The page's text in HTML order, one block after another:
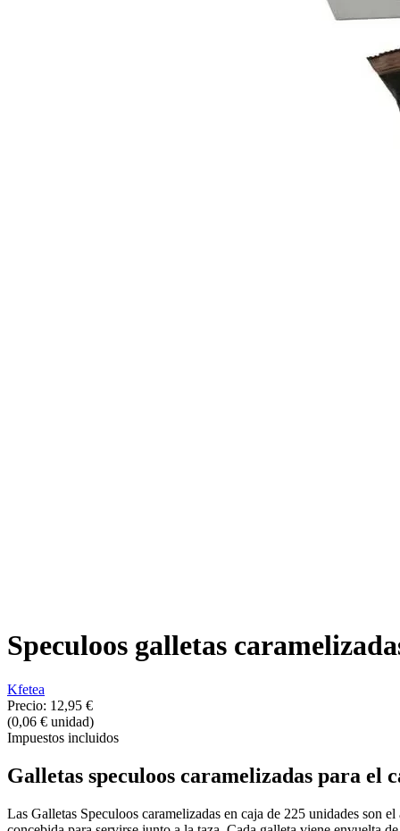
Speculoos galletas
Kfetea
Precio: 12,95 €
(0,06 € unidad)
Impuestos incluidos
Galletas speculoos caramelizadas para el
Las Galletas Speculoos caramelizadas en caja de 225 unidades son